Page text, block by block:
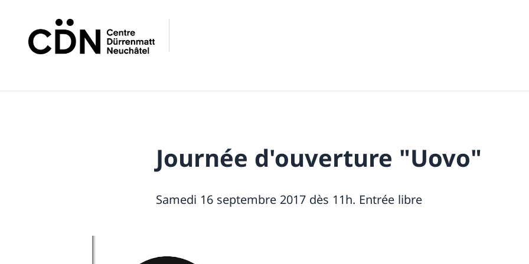
Journée d'ouverture "Uovo"
Samedi 16 septembre 2017 dès 11h. Entrée libre